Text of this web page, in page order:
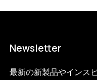
Newsletter
最新の新製品やインス